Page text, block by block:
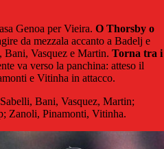
Genoa per Vieira. O Thorsby o
da mezzala accanto a Badelj e
Vasquez e Martin. Torna tra i
va verso la panchina: atteso il
e Vitinha in attacco.
Bani, Vasquez, Martin;
Zanoli, Pinamonti, Vitinha.